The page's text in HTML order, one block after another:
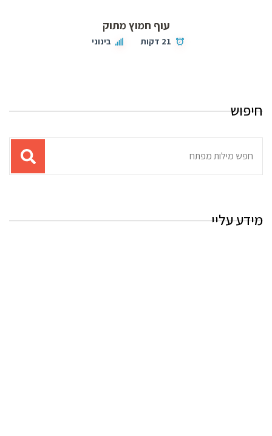
עוף חמוץ מתוק
21 דקות בינוני
חיפוש
מידע עליי